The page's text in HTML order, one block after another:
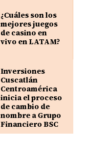
¿Cuáles son los
mejores juegos
de casino en
vivo en LATAM?
Inversiones
Cuscatlán
Centroamérica
inicia el proceso
de cambio de
nombre a Grupo
Financiero BSC